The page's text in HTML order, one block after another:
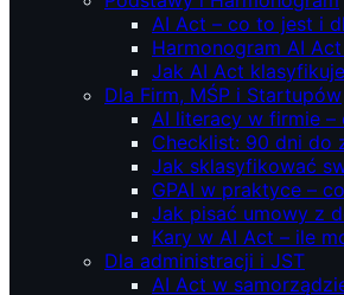
AI Act – co to jest i
Harmonogram AI
Jak AI Act
Dla Firm, MŚP i Startupów
AI literacy w firmie
Checklist: 90 dni do
Jak sklasyfikować
GPAI w praktyce –
Jak pisać umowy z
Kary w AI Act – ile
Dla administracji i JST
AI Act w